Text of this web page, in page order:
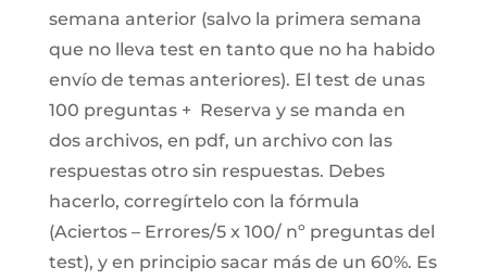
semana anterior (salvo la primera semana
que no lleva test en tanto que no ha habido
envío de temas anteriores). El test de unas
100 preguntas + Reserva y se manda en
dos archivos, en pdf, un archivo con las
respuestas otro sin respuestas. Debes
hacerlo, corregírtelo con la fórmula
(Aciertos – Errores/5 x 100/ nº preguntas del
test), y en principio sacar más de un 60%. Es